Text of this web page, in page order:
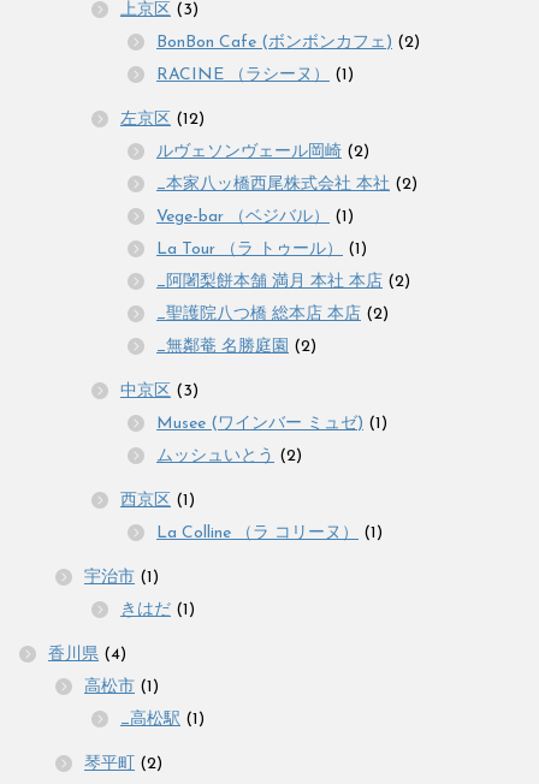
上京区 (3)
BonBon Cafe (ボンボンカフェ) (2)
RACINE （ラシーヌ）
(1)
左京区 (12)
ルヴェソンヴェール岡崎 (2)
_本家八ッ橋西尾株式会社 本社 (2)
Vege-bar （ベジバル）
(1)
La Tour （ラ トゥール）
(1)
_阿闍梨餅本舗 満月 本社 本店 (2)
_聖護院八つ橋 総本店 本店 (2)
_無鄰菴 名勝庭園 (2)
中京区 (3)
Musee (ワインバー ミュゼ) (1)
ムッシュいとう (2)
西京区 (1)
La Colline （ラ コリーヌ）
(1)
宇治市 (1)
きはだ (1)
香川県 (4)
高松市 (1)
_高松駅 (1)
琴平町 (2)